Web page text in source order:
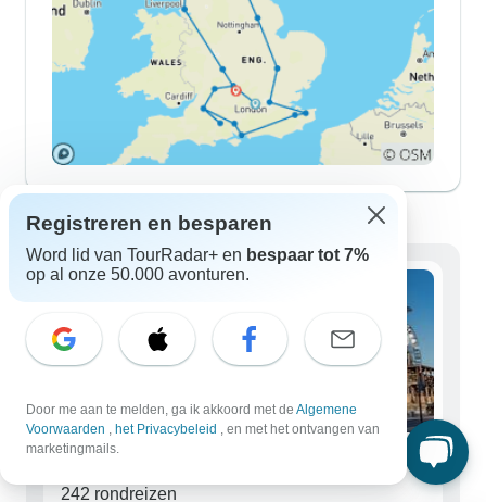
Engeland-rondreizen voor iedereen
242 rondreizen
Registreren en besparen
Word lid van TourRadar+ en bespaar tot 7%
op al onze 50.000 avonturen.
Door me aan te melden, ga ik akkoord met de Algemene
Voorwaarden , het Privacybeleid , en met het ontvangen van
marketingmails.